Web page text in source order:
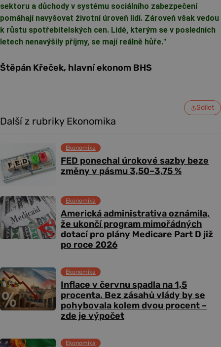
sektoru a důchody v systému sociálního zabezpečení
pomáhají navyšovat životní úroveň lidí. Zároveň však vedou
k růstu spotřebitelských cen. Lidé, kterým se v posledních
letech nenavýšily příjmy, se mají reálně hůře."
Štěpán Křeček, hlavní ekonom BHS
Sdílet
Další z rubriky Ekonomika
FED ponechal úrokové sazby beze
změny v pásmu 3,50–3,75 %
Ekonomika
Americká administrativa oznámila,
že ukončí program mimořádných
dotací pro plány Medicare Part D již
po roce 2026
Ekonomika
Inflace v červnu spadla na 1,5
procenta. Bez zásahů vlády by se
pohybovala kolem dvou procent –
zde je výpočet
Ekonomika
Ekonomika